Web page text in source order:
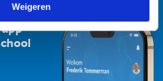
Weigeren